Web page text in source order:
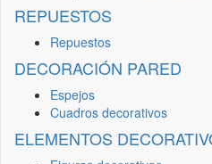
REPUESTOS
Repuestos
DECORACIÓN PARED
Espejos
Cuadros decorativos
ELEMENTOS